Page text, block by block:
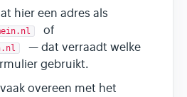
hier een adres als
of
— dat verraadt welke
gebruikt.
overeen met het